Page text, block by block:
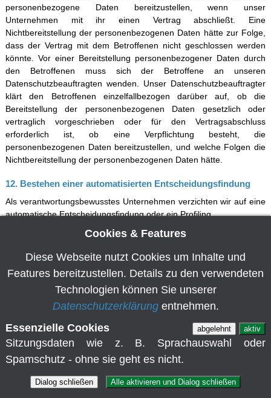
HOWAL GmbH
Am Reutgraben 4
Postfach 417
personenbezogene Daten bereitzustellen, wenn unser
Unternehmen mit ihr einen Vertrag abschließt. Eine
Nichtbereitstellung der personenbezogenen Daten hätte zur Folge,
dass der Vertrag mit dem Betroffenen nicht geschlossen werden
könnte. Vor einer Bereitstellung personenbezogener Daten durch
den Betroffenen muss sich der Betroffene an unseren
Datenschutzbeauftragten wenden. Unser Datenschutzbeauftragter
klärt den Betroffenen einzelfallbezogen darüber auf, ob die
Bereitstellung der personenbezogenen Daten gesetzlich oder
vertraglich vorgeschrieben oder für den Vertragsabschluss
erforderlich ist, ob eine Verpflichtung besteht, die
personenbezogenen Daten bereitzustellen, und welche Folgen die
Nichtbereitstellung der personenbezogenen Daten hätte.
12. Bestehen einer automatisierten Entscheidungsfindung
Als verantwortungsbewusstes Unternehmen verzichten wir auf eine
automatische Entscheidungsfindung oder ein Profiling.
Diese Datenschutzerklärung wurde, ausgenommen
Deutsche Gesellschaft für Datenschutz GmbH, die alsexterner
Datenschutzbeauftragtertätig ist, in Kooperation mit der RC GmbH,
gebrauchte Computerwiederverwertet und der Kanzlei
BEUGER SOLMECKE | Rechtsanwälte
Cookies & Features
Diese Webseite nutzt Cookies um Inhalte und
Features bereitzustellen. Details zu den verwendeten
Technologien können Sie unserer
Datenschutzerklärung entnehmen.
Essenzielle Cookies
abgelehnt aktiv
Sitzungsdaten wie z. B. Sprachauswahl oder
Spamschutz - ohne sie geht es nicht.
Dialog schließen Alle aktivieren und Dialog schließen